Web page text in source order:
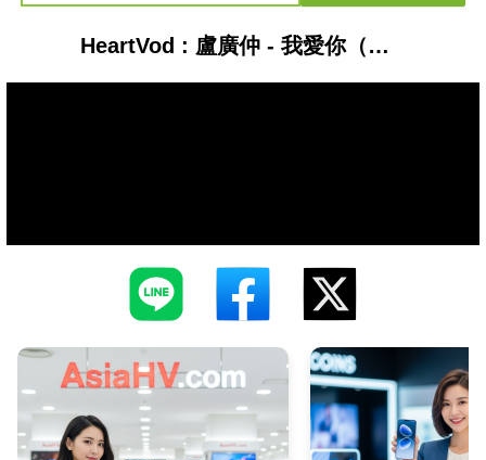
HeartVod : 盧廣仲 - 我愛你（上海话版） Shanghainese Song